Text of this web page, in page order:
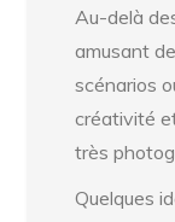
Au-delà
amusant
scénarios
créativité
très
Quelques